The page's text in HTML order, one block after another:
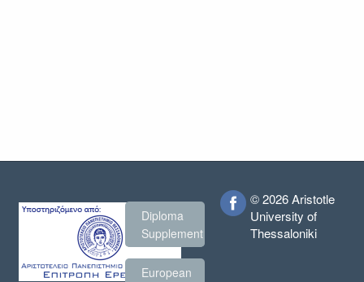
Diploma
Supplement
European
© 2026 Aristotle
University of
Thessaloniki